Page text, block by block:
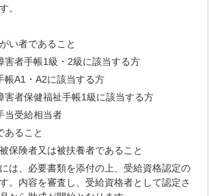
。
者であること
手帳1級・2級に該当する方
・A2に該当する方
健福祉手帳1級に該当する方
給相当者
ること
者又は被扶養者であること
は、必要書類を添付の上、受給資格認定の
。内容を審査し、受給資格者として認定さ